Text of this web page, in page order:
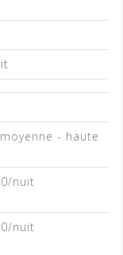
- haute
nuit
nuit